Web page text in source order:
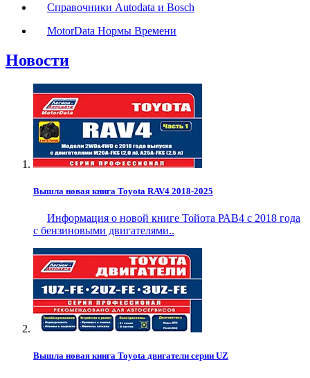
Справочники Autodata и Bosch
MotorData Нормы Времени
Новости
Вышла новая книга Toyota RAV4 2018-2025
Информация о новой книге Тойота РАВ4 с 2018 года
с бензиновыми двигателями..
Вышла новая книга Toyota двигатели серии UZ